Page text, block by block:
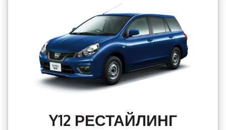
Y12 РЕСТАЙЛИНГ